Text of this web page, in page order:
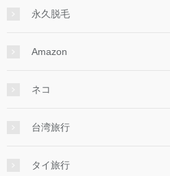
永久脱毛
Amazon
ネコ
台湾旅行
タイ旅行